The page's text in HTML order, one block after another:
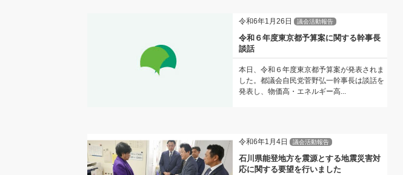
令和6年1月26日 議会活動報告
令和６年度東京都予算案に関する幹事長
談話
本日、令和６年度東京都予算案が発表されま
した。都議会自民党菅野弘一幹事長は談話を
発表し、物価高・エネルギー高...
令和6年1月4日 議会活動報告
石川県能登地方を震源とする地震災害対
応に関する要望を行いました